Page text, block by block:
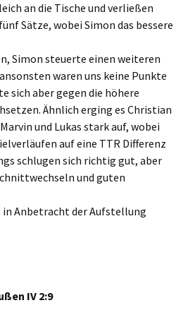
an die Tische und verließen
Sätze, wobei Simon das bessere
Simon steuerte einen weiteren
waren uns keine Punkte
sich aber gegen die höhere
Ähnlich erging es Christian
und Lukas stark auf, wobei
auf eine TTR Differenz
schlugen sich richtig gut, aber
und guten
in Anbetracht der Aufstellung
IV 2:9